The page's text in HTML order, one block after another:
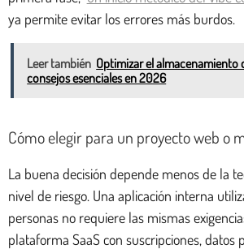
ya permite evitar los errores más burdos.
Leer también Optimizar el almacenamiento
consejos esenciales en 2026
Cómo elegir para un proyecto web o
La buena decisión depende menos de la
nivel de riesgo. Una aplicación interna
personas no requiere las mismas
plataforma SaaS con suscripciones, datos